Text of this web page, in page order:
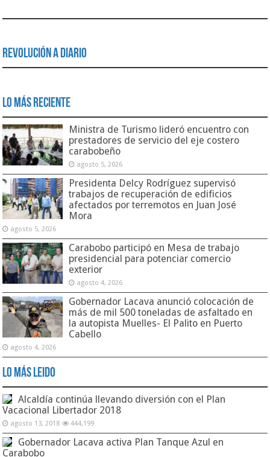
Revolución a Diario
Lo Más Reciente
Ministra de Turismo lideró encuentro con
prestadores de servicio del eje costero
carabobeño
agosto 5, 2026
Presidenta Delcy Rodríguez supervisó
trabajos de recuperación de edificios
afectados por terremotos en Juan José
Mora
agosto 5, 2026
Carabobo participó en Mesa de trabajo
presidencial para potenciar comercio
exterior
agosto 4, 2026
Gobernador Lacava anunció colocación de
más de mil 500 toneladas de asfaltado en
la autopista Muelles- El Palito en Puerto
Cabello
agosto 4, 2026
Lo Más Leido
Alcaldía continúa llevando diversión con el Plan
Vacacional Libertador 2018
agosto 13, 2018 444,199
Gobernador Lacava activa Plan Tanque Azul en
Carabobo